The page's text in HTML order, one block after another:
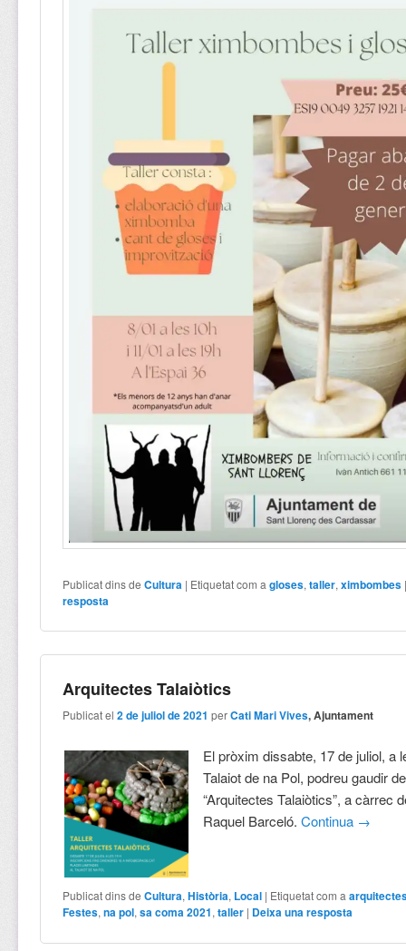
Publicat dins de Cultura | Etiquetat com a gloses,taller,ximbombes
resposta
Arquitectes Talaiòtics
Publicat el2 de juliol de 2021 perCati Mari Vives, Ajuntament
El pròxim dissabte, 17 de juliol, a
Talaiot de na Pol, podreu gaudir
“Arquitectes Talaiòtics”, a càrrec
Raquel Barceló.Continua →
Publicat dins de Cultura,Història, Local | Etiquetat com a
Festes,na pol,sa coma 2021,taller | Deixa una resposta